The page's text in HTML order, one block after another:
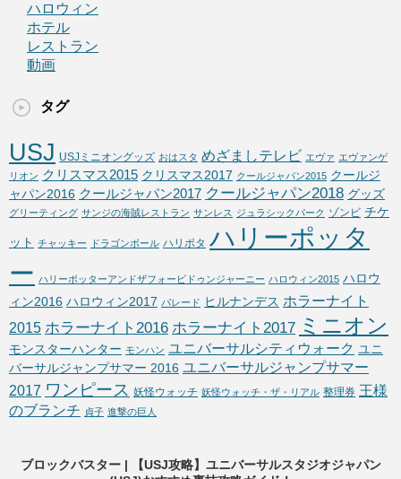
ハロウィン
ホテル
レストラン
動画
タグ
USJ USJミニオングッズ おはスタ めざましテレビ エヴァ エヴァンゲ
リオン クリスマス2015 クリスマス2017 クールジャパン2015 クールジ
ャパン2016 クールジャパン2017 クールジャパン2018 グッズ
グリーティング サンジの海賊レストラン サンレス ジュラシックパーク ゾンビ チケ
ット チャッキー ドラゴンボール ハリポタ ハリーポッタ
ー ハリーポッターアンドザフォービドゥンジャーニー ハロウィン2015 ハロウ
ィン2016 ハロウィン2017 パレード ヒルナンデス ホラーナイト
2015 ホラーナイト2016 ホラーナイト2017 ミニオン
モンスターハンター モンハン ユニバーサルシティウォーク ユニ
バーサルジャンプサマー 2016 ユニバーサルジャンプサマー
2017 ワンピース 妖怪ウォッチ 妖怪ウォッチ・ザ・リアル 整理券 王様
のブランチ 貞子 進撃の巨人
ブロックバスター | 【USJ攻略】ユニバーサルスタジオジャパン